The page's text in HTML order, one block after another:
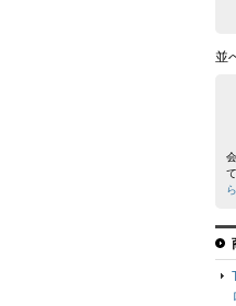
並
ら